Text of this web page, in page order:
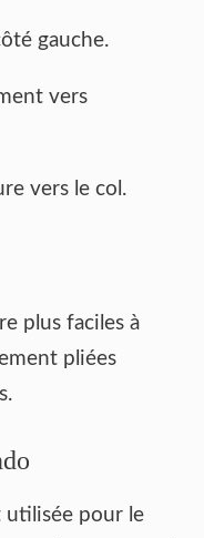
gauche.
vers
vers le col.
plus faciles à
pliées
utilisée pour le